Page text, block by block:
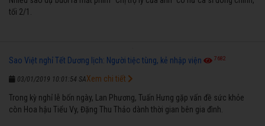
tối 2/1.
Sao Việt nghỉ Tết Dương lịch: Người tiệc tùng, kẻ nhập viện 7682
03/01/2019 10:01:54 SA
Trong kỳ nghỉ lễ bốn ngày, Lan Phương, Tuấn Hưng gặp vấn đề sức khỏe
còn Hoa hậu Tiểu Vy, Đặng Thu Thảo dành thời gian bên gia đình.
Xem chi tiết